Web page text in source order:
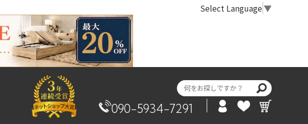
Select Language▼
090-5934-7291